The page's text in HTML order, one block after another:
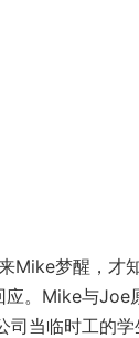
Mike梦醒，才
应。Mike与Joe
司当临时工的学